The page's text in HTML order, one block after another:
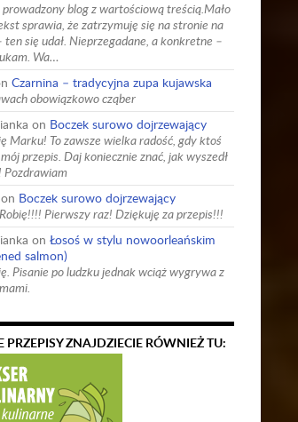
blog z wartościową treścią.Mało
sprawia, że zatrzymuję się na stronie na
ten się udał. Nieprzegadane, a konkretne –
Wa…
Czarnina – tradycyjna zupa kujawska
obowiązkowo cząber
on Boczek surowo dojrzewający
Marku! To zawsze wielka radość, gdy ktoś
przepis. Daj koniecznie znać, jak wyszedł
Pozdrawiam
on Boczek surowo dojrzewający
Pierwszy raz! Dziękuję za przepis!!!
on Łosoś w stylu nowoorleańskim
salmon)
Pisanie po ludzku jednak wciąż wygrywa z
PRZEPISY ZNAJDZIECIE RÓWNIEŻ TU: